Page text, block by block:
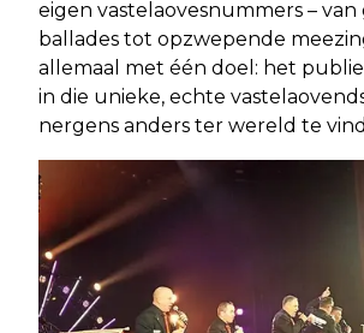
eigen vastelaovesnummers – van
ballades tot opzwepende
allemaal met één doel: het
in die unieke, echte
nergens anders ter wereld te